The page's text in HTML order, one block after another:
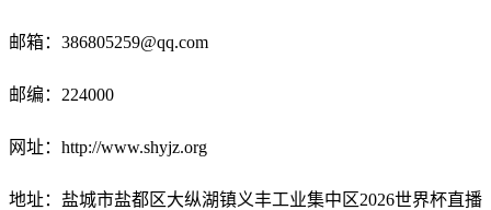
邮箱： 386805259@qq.com
邮编：224000
网址：http://www.shyjz.org
地址：盐城市盐都区大纵湖镇义丰工业集中区2026世界杯直播